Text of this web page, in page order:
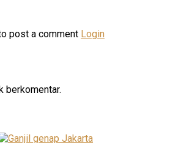
post a comment Login
berkomentar.